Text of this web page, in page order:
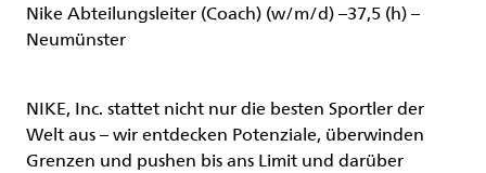
Nike Abteilungsleiter (Coach) (w/m/d) –37,5 (h) –
Neumünster
NIKE, Inc. stattet nicht nur die besten Sportler der
Welt aus – wir entdecken Potenziale, überwinden
Grenzen und pushen bis ans Limit und darüber